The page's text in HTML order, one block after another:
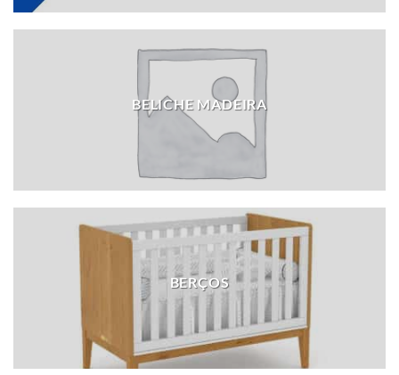
BELICHE MADEIRA
BERÇOS